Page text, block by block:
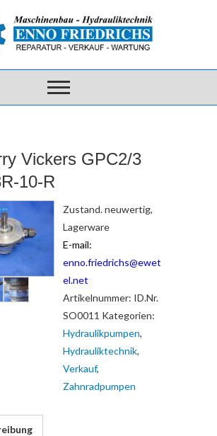
Vickers GPC2/3
10-R
Zustand. neuwertig,
Lagerware
E-mail:
enno.friedrichs@ewet
el.net
Artikelnummer: ID.Nr.
SO0011 Kategorien:
Hydraulikpumpen,
Hydrauliktechnik,
Verkauf,
Zahnradpumpen